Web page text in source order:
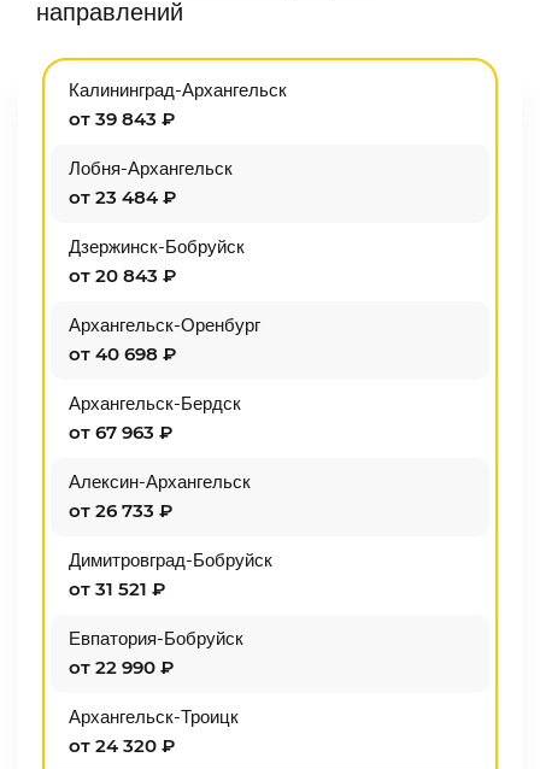
направлений
Калининград-Архангельск
от 39 843 ₽
Лобня-Архангельск
от 23 484 ₽
Дзержинск-Бобруйск
от 20 843 ₽
Архангельск-Оренбург
от 40 698 ₽
Архангельск-Бердск
от 67 963 ₽
Алексин-Архангельск
от 26 733 ₽
Димитровград-Бобруйск
от 31 521 ₽
Евпатория-Бобруйск
от 22 990 ₽
Архангельск-Троицк
от 24 320 ₽